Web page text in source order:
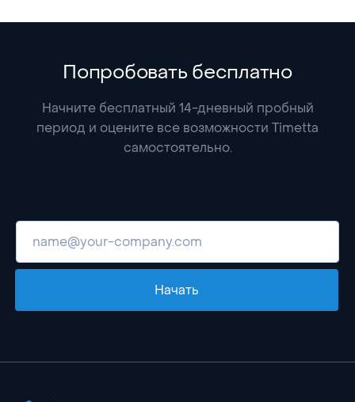
Попробовать бесплатно
Начните бесплатный 14-дневный пробный
период и оцените все возможности Timetta
самостоятельно.
Начать